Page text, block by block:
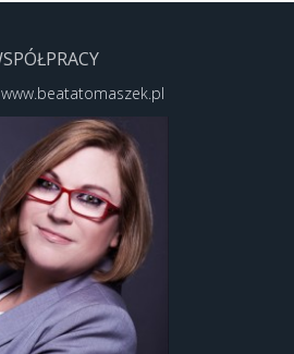
www.beatatomaszek.pl